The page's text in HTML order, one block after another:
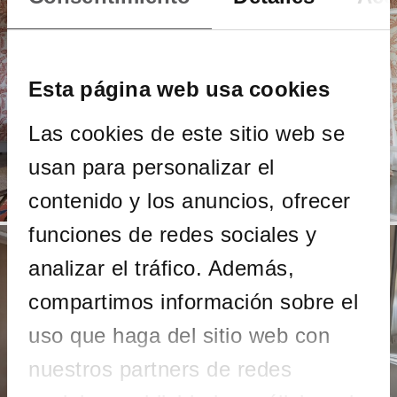
Esta página web usa cookies
Las cookies de este sitio web se
usan para personalizar el
contenido y los anuncios, ofrecer
funciones de redes sociales y
analizar el tráfico. Además,
compartimos información sobre el
uso que haga del sitio web con
nuestros partners de redes